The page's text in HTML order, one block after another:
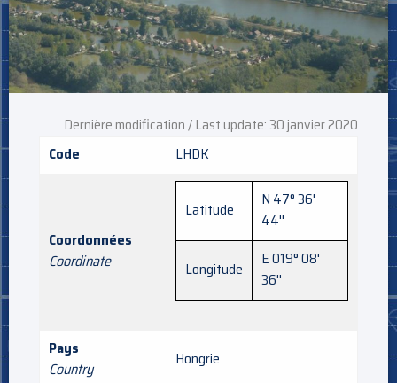
Dernière modification / Last update: 30 janvier 2020
Code
LHDK
Coordonnées
Coordinate
Latitude
N 47° 36'
44''
Longitude
E 019° 08'
36''
Pays
Country
Hongrie